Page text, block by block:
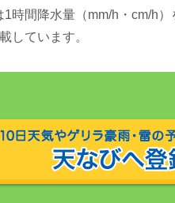
時間降水量（mm/h・cm/h
しています。